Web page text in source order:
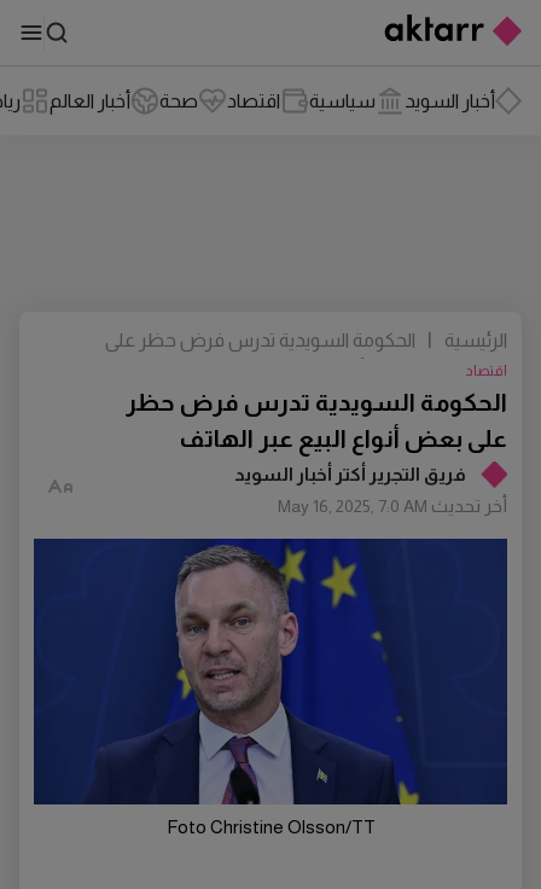
أخبار السويد سياسية اقتصاد صحة أخبار العالم
فريق التجرير أكتر أخبار السويد
أخر تحديث May 16, 2025, 7:0 AM
الحكومة السويدية تدرس فرض حظر
على بعض أنواع البيع عبر الهاتف
اقتصاد
الرئيسية
الحكومة السويدية تدرس فرض حظر على
Foto Christine Olsson/TT